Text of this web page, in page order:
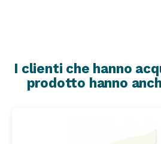
I clienti che hanno
prodotto hanno